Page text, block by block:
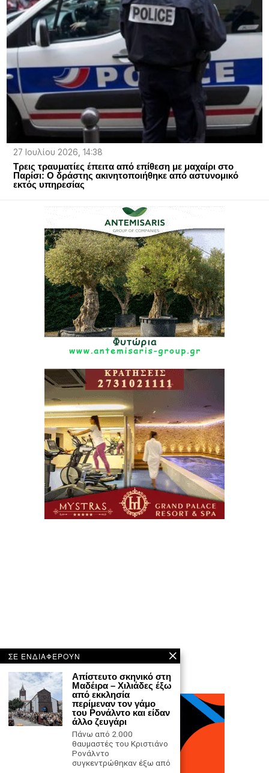
27 Ιουλίου 2026, 14:38
Τρεις τραυματίες έπειτα από επίθεση με μαχαίρι στο
Παρίσι: Ο δράστης ακινητοποιήθηκε από αστυνομικό
εκτός υπηρεσίας
ΣΕ ΕΝΔΙΑΦΕΡΟΥΝ
Απίστευτο σκηνικό στη
Μαδέιρα – Χιλιάδες έξω
από εκκλησία
περίμεναν τον γάμο
του Ρονάλντο και είδαν
άλλο ζευγάρι
Πάνω από 2.000
θαυμαστές του Κριστιάνο
Ρονάλντο
συγκεντρώθηκαν έξω από